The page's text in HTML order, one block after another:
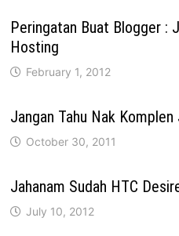
Peringatan Buat Blogger :
Hosting
February 1, 2012
Jangan Tahu Nak Komplen
October 30, 2011
Jahanam Sudah HTC
July 10, 2012